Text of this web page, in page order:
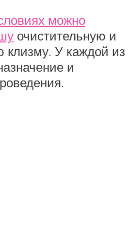
можно
очистительную и
клизму. У каждой из
и